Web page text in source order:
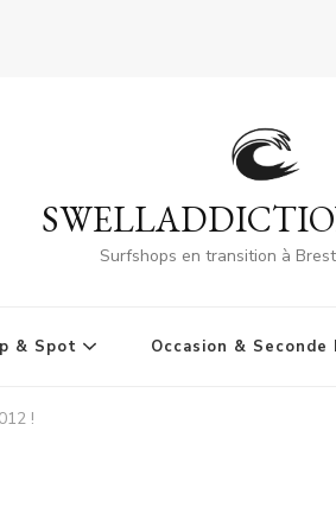
Surfshops en transition à
& Spot Occasion & Seconde
!